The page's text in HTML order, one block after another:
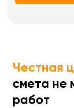
Честная
смета не
работ